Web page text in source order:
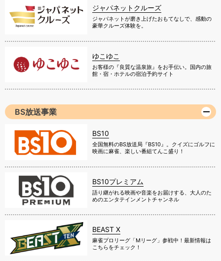
ジャパネットクルーズ
ジャパネットが磨き上げたおもてなしで、感動の
豪華クルーズ体験を。
ゆこゆこ
お客様の『良質な温泉旅』をお手伝い。国内の旅
館・宿・ホテルの宿泊予約サイト
BS放送事業
BS10
全国無料のBS放送局『BS10』。クイズにゴルフに
映画に麻雀、楽しい番組てんこ盛り！
BS10プレミアム
語り継がれる映画や音楽をお届けする、大人のた
めのエンタテインメントチャンネル
BEAST X
麻雀プロリーグ「Mリーグ」参戦中！最新情報は
こちらをチェック！